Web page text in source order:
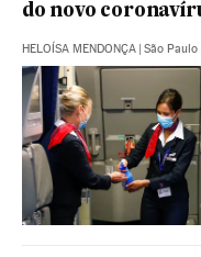
do novo
HELOÍSA MENDONÇA | São Paulo